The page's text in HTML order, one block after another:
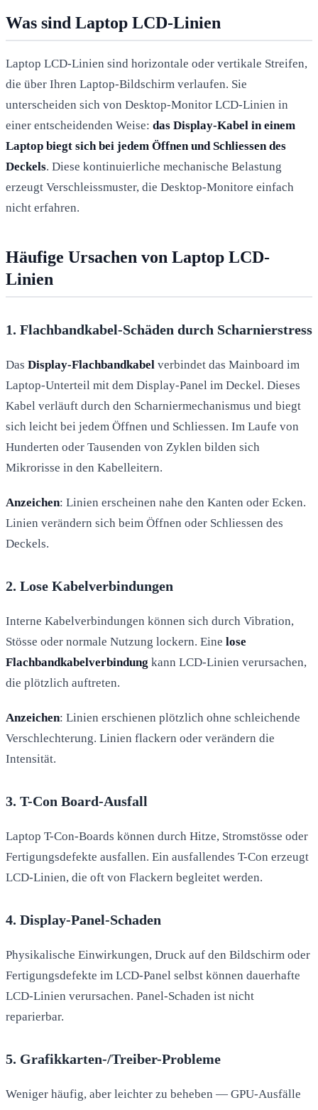
Was sind Laptop LCD-Linien
Laptop LCD-Linien sind horizontale oder vertikale Streifen,
die über Ihren Laptop-Bildschirm verlaufen. Sie
unterscheiden sich von Desktop-Monitor LCD-Linien in
einer entscheidenden Weise: das Display-Kabel in einem
Laptop biegt sich bei jedem Öffnen und Schliessen des
Deckels. Diese kontinuierliche mechanische Belastung
erzeugt Verschleissmuster, die Desktop-Monitore einfach
nicht erfahren.
Häufige Ursachen von Laptop LCD-
Linien
1. Flachbandkabel-Schäden durch Scharnierstress
Das Display-Flachbandkabel verbindet das Mainboard im
Laptop-Unterteil mit dem Display-Panel im Deckel. Dieses
Kabel verläuft durch den Scharniermechanismus und biegt
sich leicht bei jedem Öffnen und Schliessen. Im Laufe von
Hunderten oder Tausenden von Zyklen bilden sich
Mikrorisse in den Kabelleitern.
Anzeichen: Linien erscheinen nahe den Kanten oder Ecken.
Linien verändern sich beim Öffnen oder Schliessen des
Deckels.
2. Lose Kabelverbindungen
Interne Kabelverbindungen können sich durch Vibration,
Stösse oder normale Nutzung lockern. Eine lose
Flachbandkabelverbindung kann LCD-Linien verursachen,
die plötzlich auftreten.
Anzeichen: Linien erschienen plötzlich ohne schleichende
Verschlechterung. Linien flackern oder verändern die
Intensität.
3. T-Con Board-Ausfall
Laptop T-Con-Boards können durch Hitze, Stromstösse oder
Fertigungsdefekte ausfallen. Ein ausfallendes T-Con erzeugt
LCD-Linien, die oft von Flackern begleitet werden.
4. Display-Panel-Schaden
Physikalische Einwirkungen, Druck auf den Bildschirm oder
Fertigungsdefekte im LCD-Panel selbst können dauerhafte
LCD-Linien verursachen. Panel-Schaden ist nicht
reparierbar.
5. Grafikkarten-/Treiber-Probleme
Weniger häufig, aber leichter zu beheben — GPU-Ausfälle